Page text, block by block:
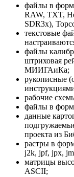
файлы в
RAW, TXT,
SDR3х),
текстовые
файлы
штриховая
МИИГАиКа;
рукописные
рабочие
файлы в
данные
проекта из
растры в
j2k, jpf, jpx,
матрицы
ASCII;